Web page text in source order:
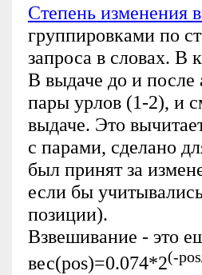
Степень изменения
группировками по
запроса в словах. В
В выдаче до и
пары урлов (1-2), и
выдаче. Это
с парами, сделано
был принят за
если бы
позиции).
Взвешивание - это
вес(pos)=0.074*2(-